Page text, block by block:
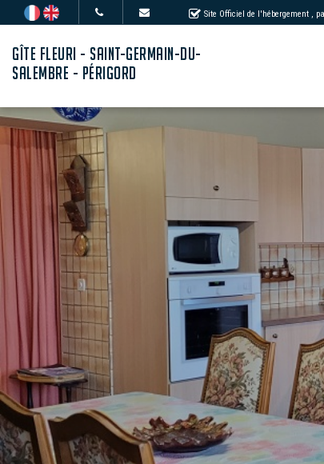
Site Officiel de l'hébergement ,
GÎTE FLEURI - SAINT-GERMAIN-DU-
SALEMBRE - PÉRIGORD